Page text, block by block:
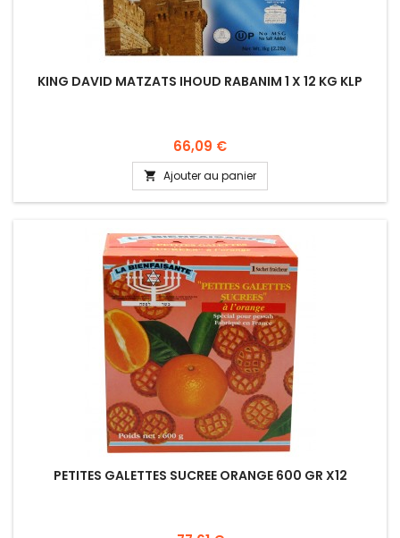
KING DAVID MATZATS IHOUD RABANIM 1 X 12 KG KLP
Prix
66,09 €
 Ajouter au panier
PETITES GALETTES SUCREE ORANGE 600 GR X12